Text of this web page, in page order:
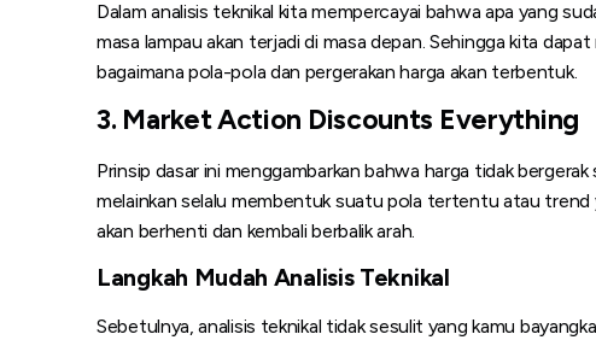
Dalam analisis teknikal kita mempercayai bahwa apa yang
masa lampau akan terjadi di masa depan. Sehingga kita
bagaimana pola-pola dan pergerakan harga akan terbentuk.
3. Market Action Discounts Everything
Prinsip dasar ini menggambarkan bahwa harga tidak bergerak
melainkan selalu membentuk suatu pola tertentu atau trend
akan berhenti dan kembali berbalik arah.
Langkah Mudah Analisis Teknikal
Sebetulnya, analisis teknikal tidak sesulit yang kamu